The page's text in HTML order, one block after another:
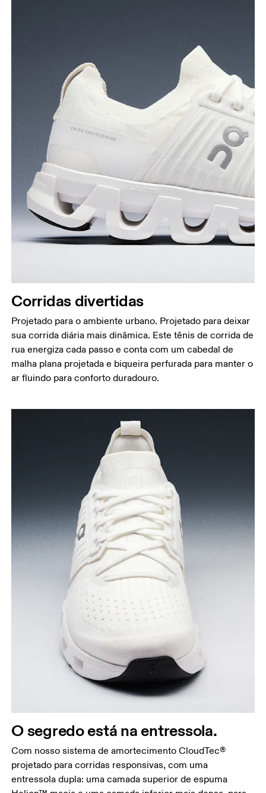
Corridas divertidas
Projetado para o ambiente urbano. Projetado para deixar
sua corrida diária mais dinâmica. Este tênis de corrida de
rua energiza cada passo e conta com um cabedal de
malha plana projetada e biqueira perfurada para manter o
ar fluindo para conforto duradouro.
O segredo está na entressola.
Com nosso sistema de amortecimento CloudTec®
projetado para corridas responsivas, com uma
entressola dupla: uma camada superior de espuma